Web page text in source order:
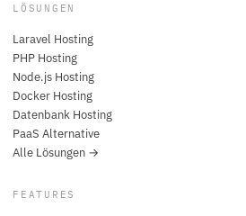
LÖSUNGEN
Laravel Hosting
PHP Hosting
Node.js Hosting
Docker Hosting
Datenbank Hosting
PaaS Alternative
Alle Lösungen →
FEATURES